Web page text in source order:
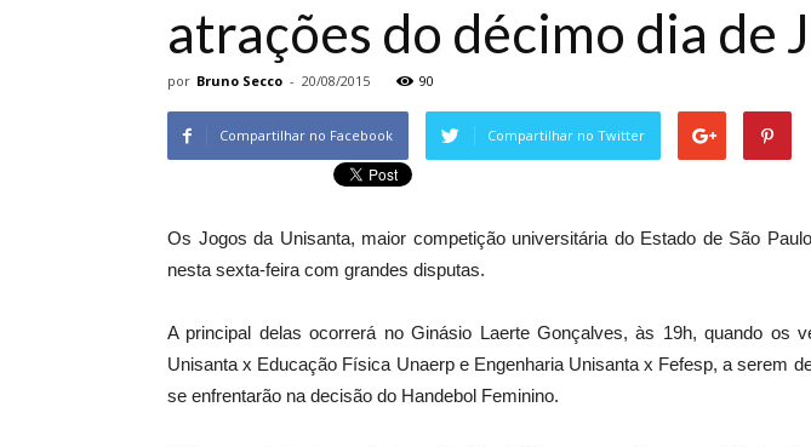
atrações do décimo dia de
por Bruno Secco - 20/08/2015 90
Compartilhar no Facebook Compartilhar no Twitter
Os Jogos da Unisanta, maior competição universitária do Estado de São
nesta sexta-feira com grandes disputas.
A principal delas ocorrerá no Ginásio Laerte Gonçalves, às 19h, quando os
Unisanta x Educação Física Unaerp e Engenharia Unisanta x Fefesp, a serem
se enfrentarão na decisão do Handebol Feminino.